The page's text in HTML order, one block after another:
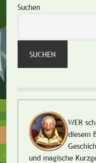
Seitenspalte
Suchen
SUCHEN
WER
diesem
und magische